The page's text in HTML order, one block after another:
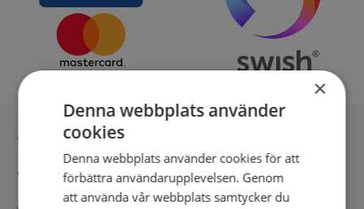
Inga kopior till omfrågad
Säker betalning med stripe
×
Denna webbplats använder
cookies
Denna webbplats använder cookies för att
förbättra användarupplevelsen. Genom
att använda vår webbplats samtycker du